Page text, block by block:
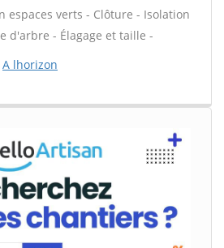
espaces verts - Clôture - Isolation
d'arbre - Élagage et taille -
A lhorizon